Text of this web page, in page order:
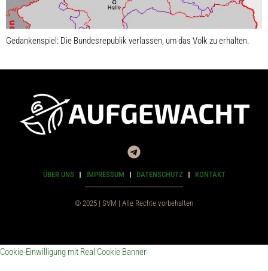
Gedankenspiel: Die Bundesrepublik verlassen, um das Volk zu erhalten.
ÜBER UNS IMPRESSUM DATENSCHUTZ KONTAKT
© 2025 | SVM | Alle Rechte vorbehalten
Cookie-Einwilligung mit Real Cookie Banner